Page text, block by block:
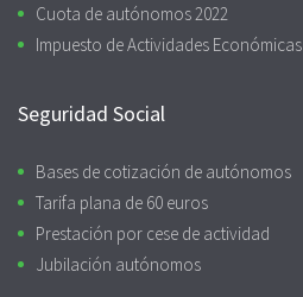
Cuota de autónomos 2022
Impuesto de Actividades Económicas
Seguridad Social
Bases de cotización de autónomos
Tarifa plana de 60 euros
Prestación por cese de actividad
Jubilación autónomos